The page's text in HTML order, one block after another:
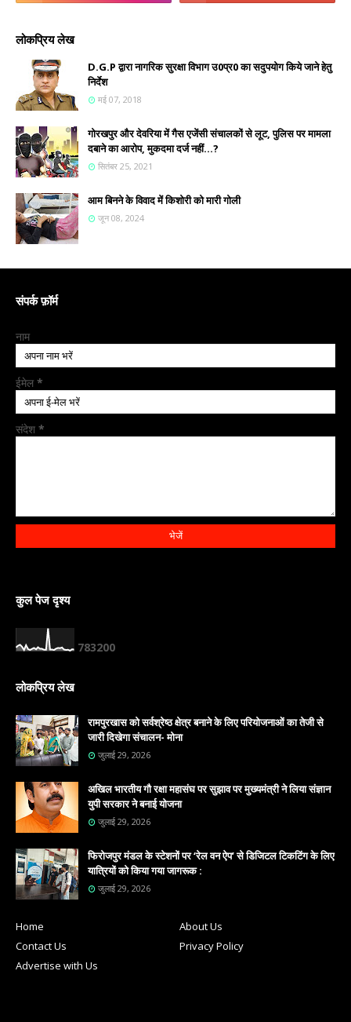
लोकप्रिय लेख
D.G.P द्वारा नागरिक सुरक्षा विभाग उ0प्र0 का सदुपयोग किये जाने हेतु
निर्देश
मई 07, 2018
गोरखपुर और देवरिया में गैस एजेंसी संचालकों से लूट, पुलिस पर मामला
दबाने का आरोप, मुकदमा दर्ज नहीं...?
सितंबर 25, 2021
आम बिनने के विवाद में किशोरी को मारी गोली
जून 08, 2024
संपर्क फ़ॉर्म
नाम
ईमेल *
संदेश *
कुल पेज दृश्य
783200
लोकप्रिय लेख
रामपुरखास को सर्वश्रेष्ठ क्षेत्र बनाने के लिए परियोजनाओं का तेजी से
जारी दिखेगा संचालन- मोना
जुलाई 29, 2026
अखिल भारतीय गौ रक्षा महासंघ पर सुझाव पर मुख्यमंत्री ने लिया संज्ञान
युपी सरकार ने बनाई योजना
जुलाई 29, 2026
फिरोजपुर मंडल के स्टेशनों पर ‘रेल वन ऐप’ से डिजिटल टिकटिंग के लिए
यात्रियों को किया गया जागरूक :
जुलाई 29, 2026
Home
About Us
Contact Us
Privacy Policy
Advertise with Us